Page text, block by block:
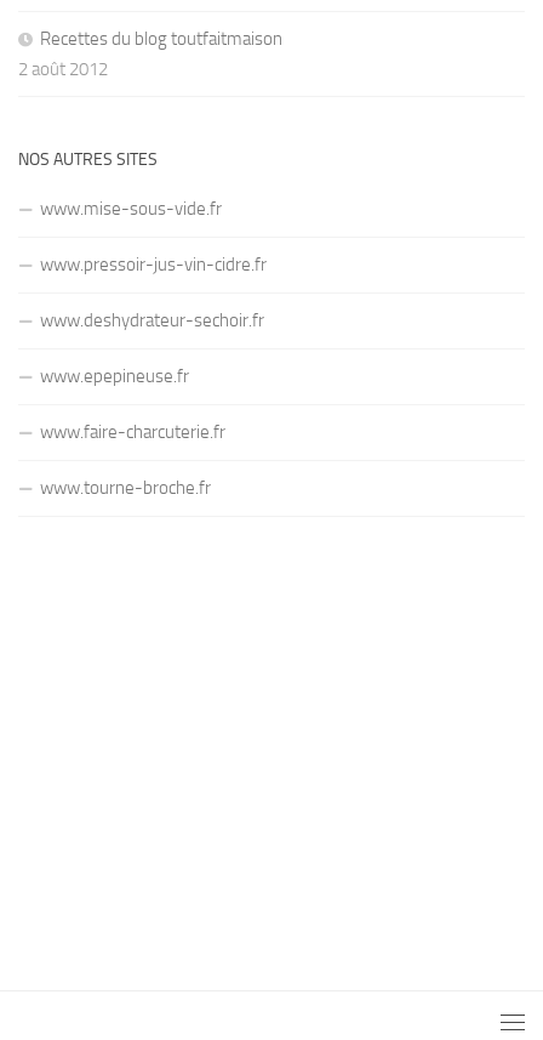
Recettes du blog toutfaitmaison
2 août 2012
NOS AUTRES SITES
www.mise-sous-vide.fr
www.pressoir-jus-vin-cidre.fr
www.deshydrateur-sechoir.fr
www.epepineuse.fr
www.faire-charcuterie.fr
www.tourne-broche.fr